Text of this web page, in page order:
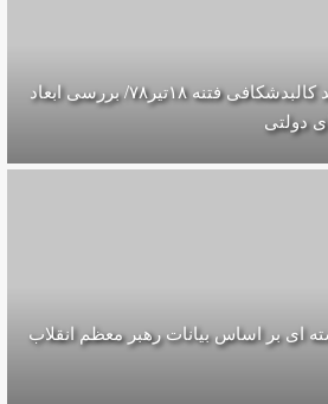
فتنه خوانی=>مهم: مستند کالبدشکافی فتنه ۱۸تير۷۸/ بررسی ابعاد
دولتی
ای بر اساس بیانات رهبر معظم انقلاب